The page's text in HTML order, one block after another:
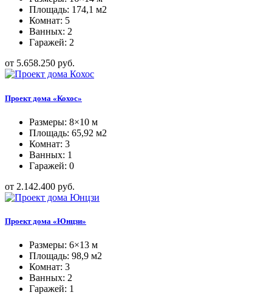
Площадь: 174,1 м2
Комнат: 5
Ванных: 2
Гаражей: 2
от 5.658.250 руб.
Проект дома «Кохос»
Размеры: 8×10 м
Площадь: 65,92 м2
Комнат: 3
Ванных: 1
Гаражей: 0
от 2.142.400 руб.
Проект дома «Юнцзи»
Размеры: 6×13 м
Площадь: 98,9 м2
Комнат: 3
Ванных: 2
Гаражей: 1